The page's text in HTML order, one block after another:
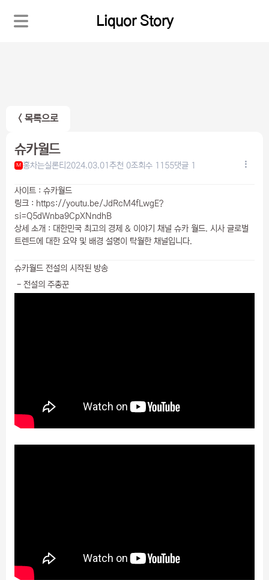
Liquor Story
< 목록으로
슈카월드
M 홍차는실론티 2024.03.01추천 0조회수 1155댓글 1
사이트 : 슈카월드
링크 : https://youtu.be/JdRcM4fLwgE?
si=Q5dWnba9CpXNndhB
상세 소개 : 대한민국 최고의 경제 & 이야기 채널 슈카 월드. 시사 글로벌
트렌드에 대한 요약 및 배경 설명이 탁월한 채널입니다.
슈카월드 전설의 시작된 방송
- 전설의 주총꾼